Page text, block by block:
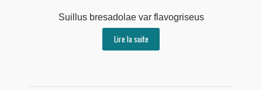
Suillus bresadolae var flavogriseus
Lire la suite